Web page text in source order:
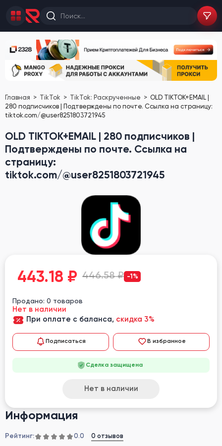
Главная TikTok TikTok: Раскрученные
OLD TIKTOK+EMAIL |
280 подписчиков | Подтверждены по почте. Ссылка на страницу:
tiktok.com/@user8251803721945
OLD TIKTOK+EMAIL | 280 подписчиков |
Подтверждены по почте. Ссылка на
страницу:
tiktok.com/@user8251803721945
Информация
Рейтинг: 0.0 0 отзывов
443.18 ₽ 446.58 ₽ -1%
Продано: 0 товаров
Нет в наличии
При оплате с баланса, скидка 3%
Подписаться В избранное
Сделка защищена
Нет в наличии